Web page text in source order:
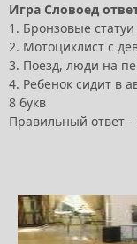
Игра Словоед
1. Бронзовые
2. Мотоциклист с
3. Поезд, люди на
4. Ребенок сидит в
8 букв
Правильный ответ